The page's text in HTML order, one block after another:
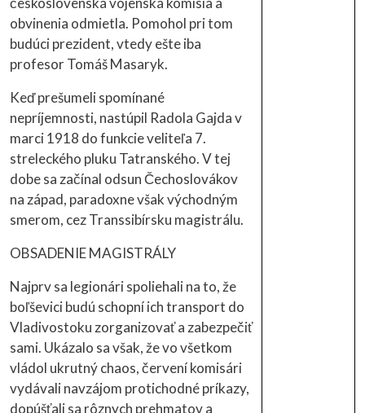
obvinenia odmietla. Pomohol pri tom
budúci prezident, vtedy ešte iba
profesor Tomáš Masaryk.
Keď prešumeli spomínané
nepríjemnosti, nastúpil Radola Gajda v
marci 1918 do funkcie veliteľa 7.
streleckého pluku Tatranského. V tej
dobe sa začínal odsun Čechoslovákov
na západ, paradoxne však východným
smerom, cez Transsibírsku magistrálu.
OBSADENIE MAGISTRÁLY
Najprv sa legionári spoliehali na to, že
boľševici budú schopní ich transport do
Vladivostoku zorganizovať a zabezpečiť
sami. Ukázalo sa však, že vo všetkom
vládol ukrutný chaos, červení komisári
vydávali navzájom protichodné príkazy,
dopúšťali sa rôznych prehmatov a